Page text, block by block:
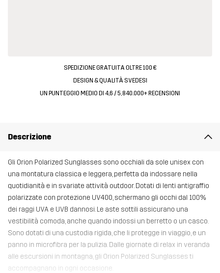
SPEDIZIONE GRATUITA OLTRE 100 €
DESIGN & QUALITÀ SVEDESI
UN PUNTEGGIO MEDIO DI 4,6 / 5, 840.000+ RECENSIONI
Descrizione
Gli Orion Polarized Sunglasses sono occhiali da sole unisex con
una montatura classica e leggera, perfetta da indossare nella
quotidianità e in svariate attività outdoor. Dotati di lenti antigraffio
polarizzate con protezione UV400, schermano gli occhi dal 100%
dei raggi UVA e UVB dannosi. Le aste sottili assicurano una
vestibilità comoda, anche quando indossi un berretto o un casco.
Sono dotati di una custodia rigida, che li protegge in viaggio, e un
panno in microfibra per la pulizia. Dalle giornate di relax in veranda
alle escursioni in montagna, gli Orion Polarized Sunglasses ti
accompagnano in ogni occasione.